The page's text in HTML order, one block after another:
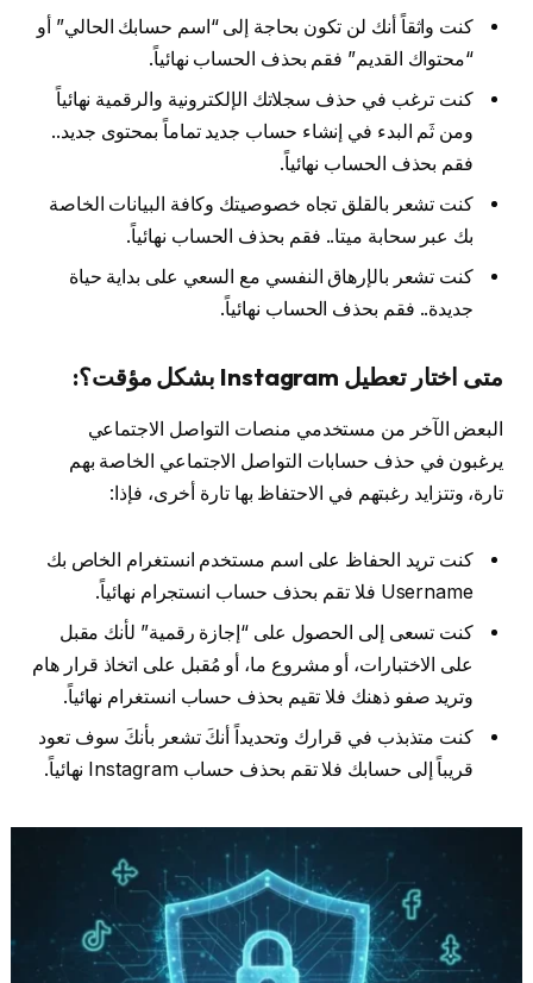
كنت واثقاً أنك لن تكون بحاجة إلى “اسم حسابك الحالي” أو
“محتواك القديم” فقم بحذف الحساب نهائياً.
كنت ترغب في حذف سجلاتك الإلكترونية والرقمية نهائياً
ومن ثَم البدء في إنشاء حساب جديد تماماً بمحتوى جديد..
فقم بحذف الحساب نهائياً.
كنت تشعر بالقلق تجاه خصوصيتك وكافة البيانات الخاصة
بك عبر سحابة ميتا.. فقم بحذف الحساب نهائياً.
كنت تشعر بالإرهاق النفسي مع السعي على بداية حياة
جديدة.. فقم بحذف الحساب نهائياً.
متى اختار تعطيل Instagram بشكل مؤقت؟:
البعض الآخر من مستخدمي منصات التواصل الاجتماعي
يرغبون في حذف حسابات التواصل الاجتماعي الخاصة بهم
تارة، وتتزايد رغبتهم في الاحتفاظ بها تارة أخرى، فإذا:
كنت تريد الحفاظ على اسم مستخدم انستغرام الخاص بك
Username فلا تقم بحذف حساب انستجرام نهائياً.
كنت تسعى إلى الحصول على “إجازة رقمية” لأنك مقبل
على الاختبارات، أو مشروع ما، أو مُقبل على اتخاذ قرار هام
وتريد صفو ذهنك فلا تقيم بحذف حساب انستغرام نهائياً.
كنت متذبذب في قرارك وتحديداً أنكَ تشعر بأنكَ سوف تعود
قريباً إلى حسابك فلا تقم بحذف حساب Instagram نهائياً.